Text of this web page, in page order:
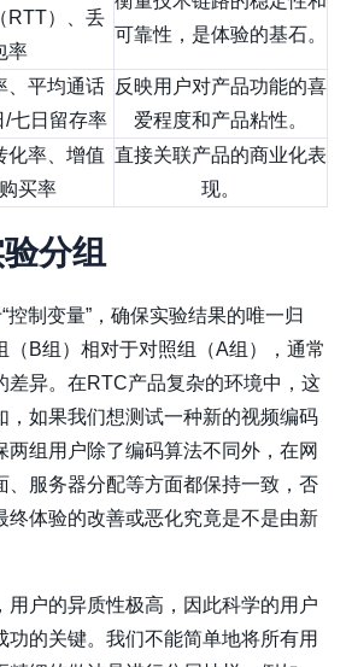
RTT）、丢
率
可靠性，是体验的基石。
、平均通话
/七日留存率
反映用户对产品功能的喜
爱程度和产品粘性。
化率、增值
买率
直接关联产品的商业化表
现。
分组
控制变量”，确保实验结果的唯一归
（B组）相对于对照组（A组），通常
差异。在RTC产品复杂的环境中，这
，如果我们想测试一种新的视频编码
两组用户除了编码算法不同外，在网
、服务器分配等方面都保持一致，否
终体验的改善或恶化究竟是不是由新
用户的异质性极高，因此科学的用户
功的关键。我们不能简单地将所有用